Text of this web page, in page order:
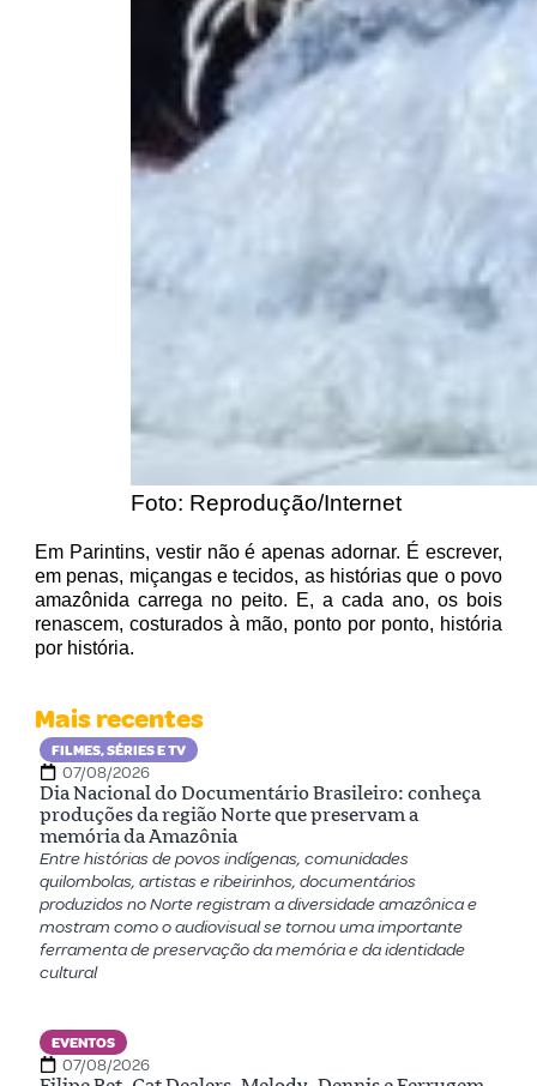
Foto: Reprodução/Internet
Em Parintins, vestir não é apenas adornar. É escrever,
em penas, miçangas e tecidos, as histórias que o povo
amazônida carrega no peito. E, a cada ano, os bois
renascem, costurados à mão, ponto por ponto, história
por história.
Mais recentes
FILMES, SÉRIES E TV
07/08/2026
Dia Nacional do Documentário Brasileiro: conheça
produções da região Norte que preservam a
memória da Amazônia
Entre histórias de povos indígenas, comunidades
quilombolas, artistas e ribeirinhos, documentários
produzidos no Norte registram a diversidade amazônica e
mostram como o audiovisual se tornou uma importante
ferramenta de preservação da memória e da identidade
cultural
EVENTOS
07/08/2026